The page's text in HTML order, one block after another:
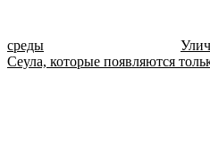
среды
Сеула, которые появляются